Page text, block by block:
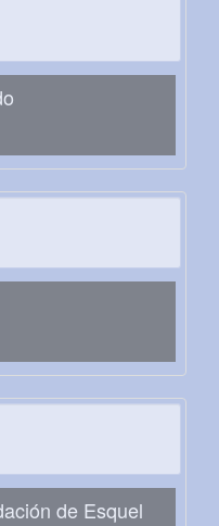
de Esquel